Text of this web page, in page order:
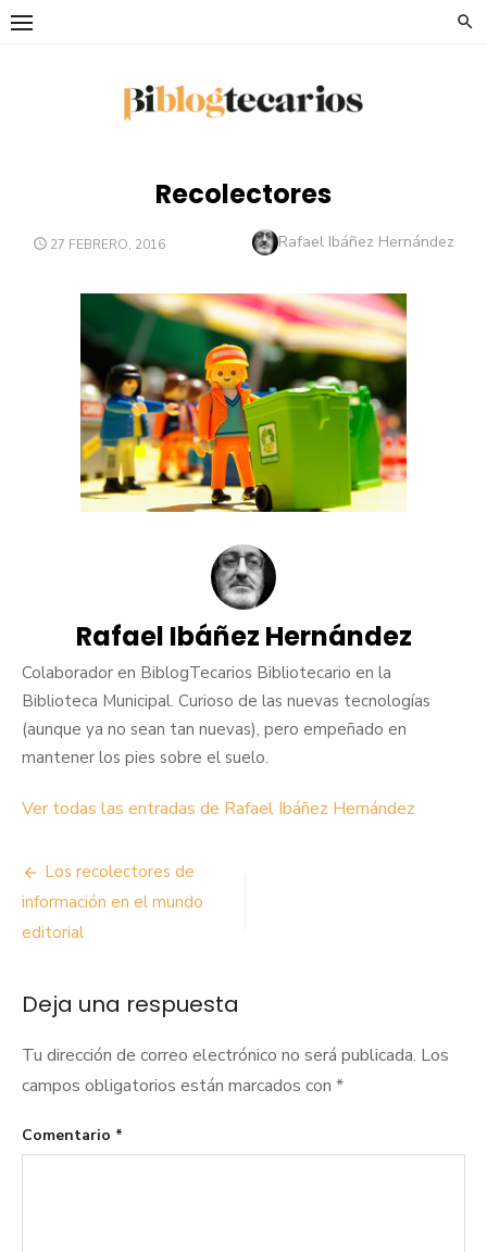
Saltar
Recolectores
PUBLICADO
27 FEBRERO, 2016 Autor
Rafael Ibáñez Hernández
Rafael Ibáñez Hernández
Colaborador en BiblogTecarios Bibliotecario en la
Biblioteca Municipal. Curioso de las nuevas tecnologías
(aunque ya no sean tan nuevas), pero empeñado en
mantener los pies sobre el suelo.
Ver todas las entradas de Rafael Ibáñez Hernández
Navegación
de
entradas
Los recolectores de
información en el mundo
editorial
Deja una respuesta
Tu dirección de correo electrónico no será publicada. Los
campos obligatorios están marcados con *
Comentario *